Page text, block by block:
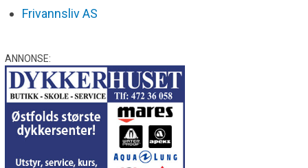
Frivannsliv AS
ANNONSE: